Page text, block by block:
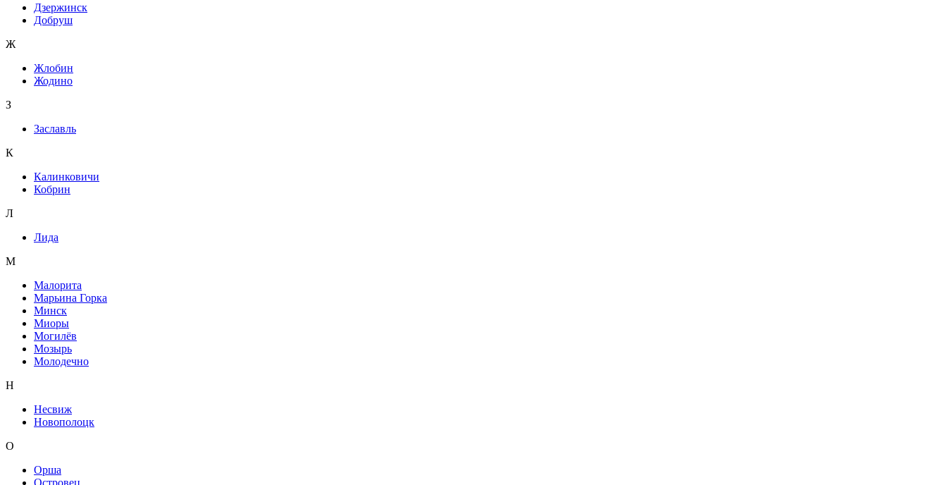
Дзержинск
Добруш
Ж
Жлобин
Жодино
З
Заславль
К
Калинковичи
Кобрин
Л
Лида
М
Малорита
Марьина Горка
Минск
Миоры
Могилёв
Мозырь
Молодечно
Н
Несвиж
Новополоцк
О
Орша
Островец